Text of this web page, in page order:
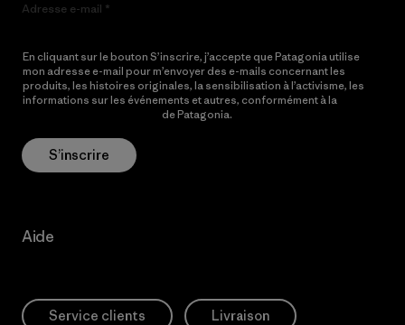
Adresse e-mail
En cliquant sur le bouton S’inscrire, j’accepte que Patagonia utilise
mon adresse e-mail pour m’envoyer des e-mails concernant les
produits, les histoires originales, la sensibilisation à l’activisme, les
informations sur les événements et autres, conformément à la
de Patagonia.
S’inscrire
Aide
Service clients Livraison